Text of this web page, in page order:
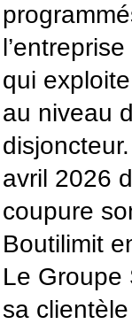
qui
au niveau
avril 2026
coupure
Boutilimit
Le Groupe
sa